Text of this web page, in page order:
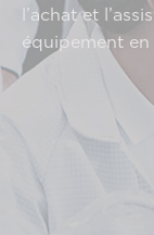
l’achat et
équipement